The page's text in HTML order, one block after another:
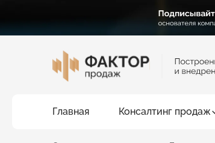
Главная Консалтинг продаж